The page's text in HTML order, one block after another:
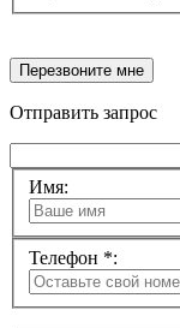
Перезвоните мне
Отправить запрос
Имя:
Телефон *: